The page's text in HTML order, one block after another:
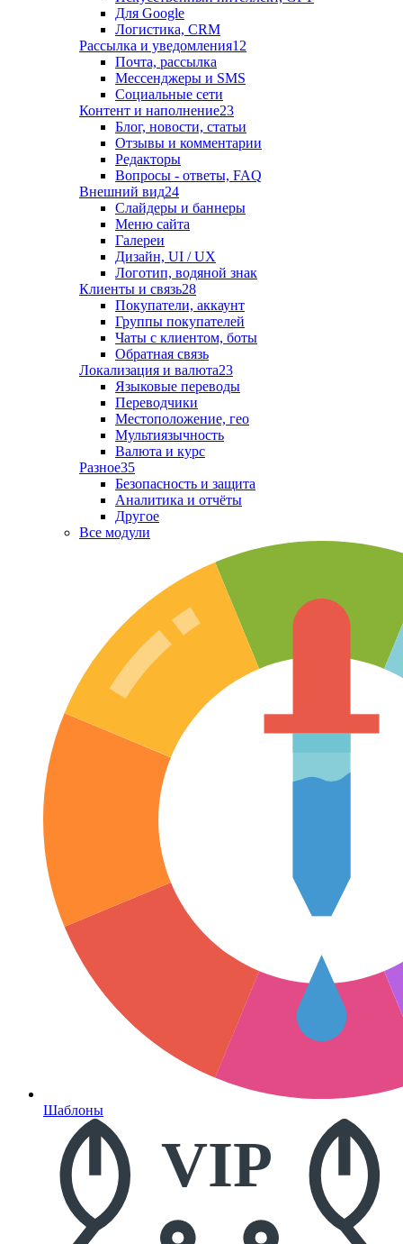
Для Google
Логистика, CRM
Рассылка и уведомления12
Почта, рассылка
Мессенджеры и SMS
Социальные сети
Контент и наполнение23
Блог, новости, статьи
Отзывы и комментарии
Редакторы
Вопросы - ответы, FAQ
Внешний вид24
Слайдеры и баннеры
Меню сайта
Галереи
Дизайн, UI / UX
Логотип, водяной знак
Клиенты и связь28
Покупатели, аккаунт
Группы покупателей
Чаты с клиентом, боты
Обратная связь
Локализация и валюта23
Языковые переводы
Переводчики
Местоположение, гео
Мультиязычность
Валюта и курс
Разное35
Безопасность и защита
Аналитика и отчёты
Другое
Все модули
Шаблоны